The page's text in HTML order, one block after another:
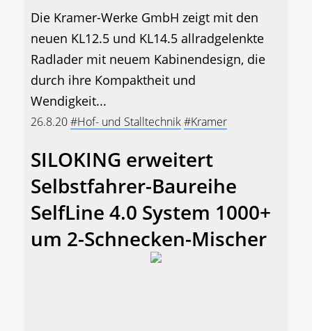
Die Kramer-Werke GmbH zeigt mit den
neuen KL12.5 und KL14.5 allradgelenkte
Radlader mit neuem Kabinendesign, die
durch ihre Kompaktheit und
Wendigkeit...
26.8.20#Hof- und Stalltechnik#Kramer
SILOKING erweitert
Selbstfahrer-Baureihe
SelfLine 4.0 System 1000+
um 2-Schnecken-Mischer